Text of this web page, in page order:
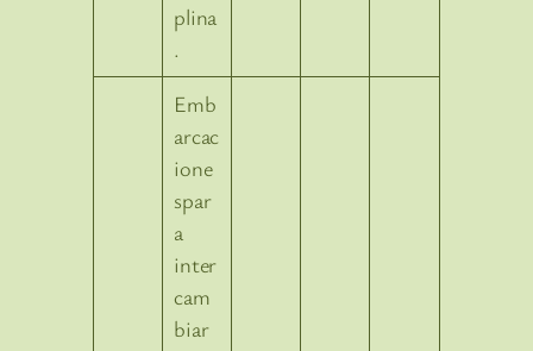
plina
.
Emb
arcac
ione
spar
a
inter
cam
biar